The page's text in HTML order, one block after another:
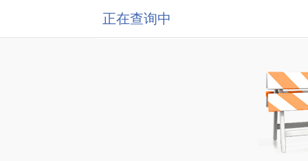
正在查询中